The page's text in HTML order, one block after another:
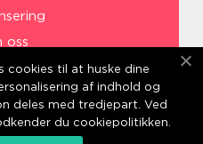
oss
oss
cookies til at huske dine
af indhold og
deles med tredjepart. Ved
du cookiepolitikken.